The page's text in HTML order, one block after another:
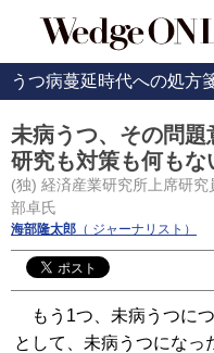
うつ病蔓延時代への処方
未病うつ、その問題
研究も対策も何もな
(独) 経済産業研究所上席研
部卓氏
海部隆太郎 （ ジャーナリスト）
もう1つ、未病うつに
として、未病うつになっ